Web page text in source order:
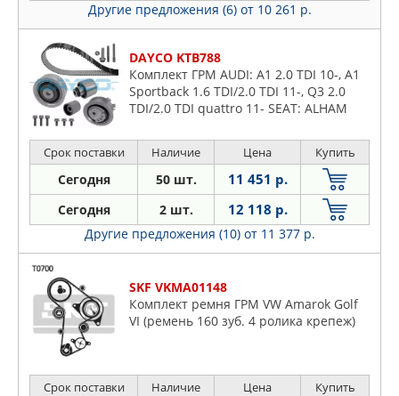
Другие предложения (6) от 10 261 р.
DAYCO KTB788
Комплект ГРМ AUDI: A1 2.0 TDI 10-, A1
Sportback 1.6 TDI/2.0 TDI 11-, Q3 2.0
TDI/2.0 TDI quattro 11- SEAT: ALHAM
Срок поставки Наличие Цена Купить
Сегодня 50 шт. 11 451 р.
Сегодня 2 шт. 12 118 р.
Другие предложения (10) от 11 377 р.
SKF VKMA01148
Комплект ремня ГРМ VW Amarok Golf
VI (ремень 160 зуб. 4 ролика крепеж)
Срок поставки Наличие Цена Купить